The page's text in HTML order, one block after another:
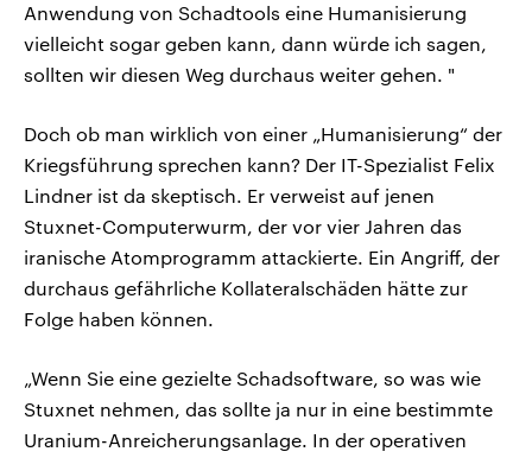
Anwendung von Schadtools eine Humanisierung
vielleicht sogar geben kann, dann würde ich sagen,
sollten wir diesen Weg durchaus weiter gehen. "
Doch ob man wirklich von einer „Humanisierung“ der
Kriegsführung sprechen kann? Der IT-Spezialist Felix
Lindner ist da skeptisch. Er verweist auf jenen
Stuxnet-Computerwurm, der vor vier Jahren das
iranische Atomprogramm attackierte. Ein Angriff, der
durchaus gefährliche Kollateralschäden hätte zur
Folge haben können.
„Wenn Sie eine gezielte Schadsoftware, so was wie
Stuxnet nehmen, das sollte ja nur in eine bestimmte
Uranium-Anreicherungsanlage. In der operativen